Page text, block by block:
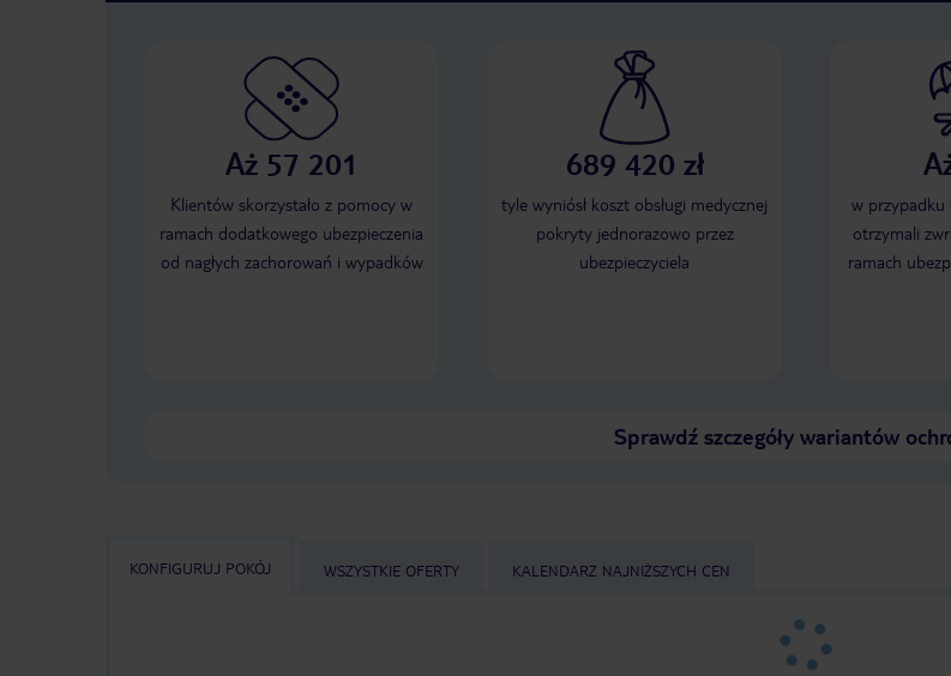
Aż 57 201
Klientów skorzystało z pomocy w
ramach dodatkowego ubezpieczenia
od nagłych zachorowań i wypadków
689 420 zł
tyle wyniósł koszt obsługi medycznej
pokryty jednorazowo przez
ubezpieczyciela
w przypadku
otrzymali
ramach
Sprawdź szczegóły wariantów
KONFIGURUJ POKÓJ WSZYSTKIE OFERTY KALENDARZ NAJNIŻSZYCH CEN